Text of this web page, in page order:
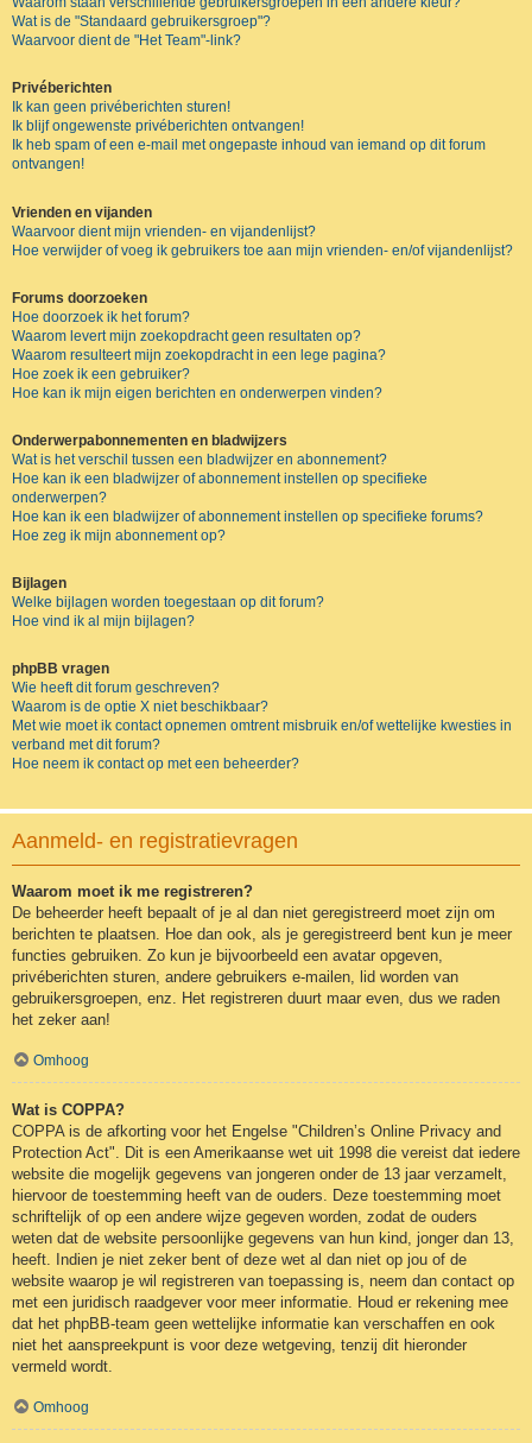
Wat is de "Standaard gebruikersgroep"?
Waarvoor dient de "Het Team"-link?
Privéberichten
Ik kan geen privéberichten sturen!
Ik blijf ongewenste privéberichten ontvangen!
Ik heb spam of een e-mail met ongepaste inhoud van iemand op dit forum
ontvangen!
Vrienden en vijanden
Waarvoor dient mijn vrienden- en vijandenlijst?
Hoe verwijder of voeg ik gebruikers toe aan mijn vrienden- en/of vijandenlijst?
Forums doorzoeken
Hoe doorzoek ik het forum?
Waarom levert mijn zoekopdracht geen resultaten op?
Waarom resulteert mijn zoekopdracht in een lege pagina?
Hoe zoek ik een gebruiker?
Hoe kan ik mijn eigen berichten en onderwerpen vinden?
Onderwerpabonnementen en bladwijzers
Wat is het verschil tussen een bladwijzer en abonnement?
Hoe kan ik een bladwijzer of abonnement instellen op specifieke
onderwerpen?
Hoe kan ik een bladwijzer of abonnement instellen op specifieke forums?
Hoe zeg ik mijn abonnement op?
Bijlagen
Welke bijlagen worden toegestaan op dit forum?
Hoe vind ik al mijn bijlagen?
phpBB vragen
Wie heeft dit forum geschreven?
Waarom is de optie X niet beschikbaar?
Met wie moet ik contact opnemen omtrent misbruik en/of wettelijke kwesties in
verband met dit forum?
Hoe neem ik contact op met een beheerder?
Aanmeld- en registratievragen
Waarom moet ik me registreren?
De beheerder heeft bepaalt of je al dan niet geregistreerd moet zijn om
berichten te plaatsen. Hoe dan ook, als je geregistreerd bent kun je meer
functies gebruiken. Zo kun je bijvoorbeeld een avatar opgeven,
privéberichten sturen, andere gebruikers e-mailen, lid worden van
gebruikersgroepen, enz. Het registreren duurt maar even, dus we raden
het zeker aan!
Omhoog
Wat is COPPA?
COPPA is de afkorting voor het Engelse "Children’s Online Privacy and
Protection Act". Dit is een Amerikaanse wet uit 1998 die vereist dat iedere
website die mogelijk gegevens van jongeren onder de 13 jaar verzamelt,
hiervoor de toestemming heeft van de ouders. Deze toestemming moet
schriftelijk of op een andere wijze gegeven worden, zodat de ouders
weten dat de website persoonlijke gegevens van hun kind, jonger dan 13,
heeft. Indien je niet zeker bent of deze wet al dan niet op jou of de
website waarop je wil registreren van toepassing is, neem dan contact op
met een juridisch raadgever voor meer informatie. Houd er rekening mee
dat het phpBB-team geen wettelijke informatie kan verschaffen en ook
niet het aanspreekpunt is voor deze wetgeving, tenzij dit hieronder
vermeld wordt.
Omhoog